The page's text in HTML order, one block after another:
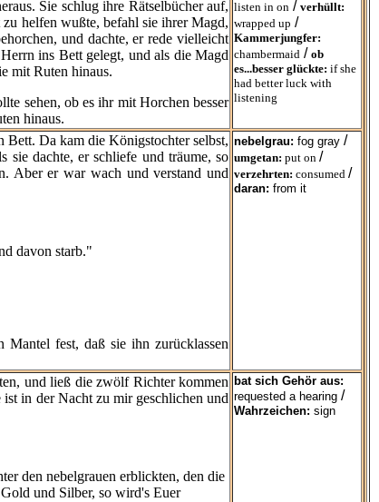
Sie schlug ihre Rätselbücher auf,
helfen wußte, befahl sie ihrer Magd,
und dachte, er rede vielleicht
ins Bett gelegt, und als die Magd
mit Ruten hinaus.
sehen, ob es ihr mit Horchen besser
hinaus.
listen in on / verhüllt:
wrapped up /
Kammerjungfer:
chambermaid / ob
es...besser glückte: if she
had better luck with
listening
Da kam die Königstochter selbst,
sie dachte, er schliefe und träume, so
Aber er war wach und verstand und
davon starb."
fest, daß sie ihn zurücklassen
nebelgrau: fog gray /
umgetan: put on /
verzehrten: consumed /
daran: from it
und ließ die zwölf Richter kommen
in der Nacht zu mir geschlichen und
den nebelgrauen erblickten, den die
und Silber, so wird's Euer
bat sich Gehör aus:
requested a hearing /
Wahrzeichen: sign